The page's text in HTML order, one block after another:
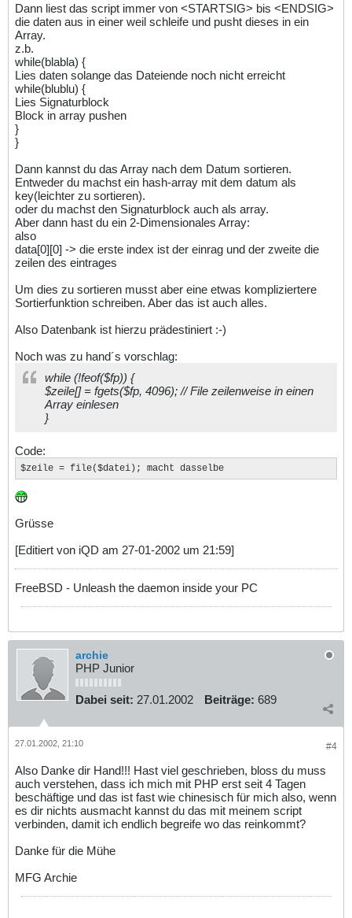
Dann liest das script immer von <STARTSIG> bis <ENDSIG>
die daten aus in einer weil schleife und pusht dieses in ein
Array.
z.b.
while(blabla) {
Lies daten solange das Dateiende noch nicht erreicht
while(blublu) {
Lies Signaturblock
Block in array pushen
}
}
Dann kannst du das Array nach dem Datum sortieren.
Entweder du machst ein hash-array mit dem datum als
key(leichter zu sortieren).
oder du machst den Signaturblock auch als array.
Aber dann hast du ein 2-Dimensionales Array:
also
data[0][0] -> die erste index ist der einrag und der zweite die
zeilen des eintrages
Um dies zu sortieren musst aber eine etwas kompliziertere
Sortierfunktion schreiben. Aber das ist auch alles.
Also Datenbank ist hierzu prädestiniert :-)
Noch was zu hand´s vorschlag:
while (!feof($fp)) {
$zeile[] = fgets($fp, 4096); // File zeilenweise in einen
Array einlesen
}
Code:
$zeile = file($datei); macht dasselbe
Grüsse
[Editiert von iQD am 27-01-2002 um 21:59]
FreeBSD - Unleash the daemon inside your PC
archie
PHP Junior
Dabei seit: 27.01.2002 Beiträge: 689
#4
27.01.2002, 21:10
Also Danke dir Hand!!! Hast viel geschrieben, bloss du muss
auch verstehen, dass ich mich mit PHP erst seit 4 Tagen
beschäftige und das ist fast wie chinesisch für mich also, wenn
es dir nichts ausmacht kannst du das mit meinem script
verbinden, damit ich endlich begreife wo das reinkommt?
Danke für die Mühe
MFG Archie